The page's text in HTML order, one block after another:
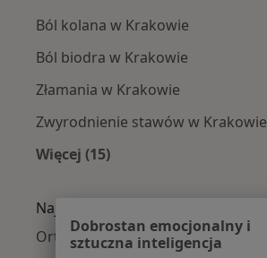
Ból kolana w Krakowie
Ból biodra w Krakowie
Złamania w Krakowie
Zwyrodnienie stawów w Krakowie
Więcej (15)
Najpopularniejsze ubezpieczenia
Ortopedzi z Allianz w Krakowie
Dobrostan emocjonalny i
sztuczna inteligencja